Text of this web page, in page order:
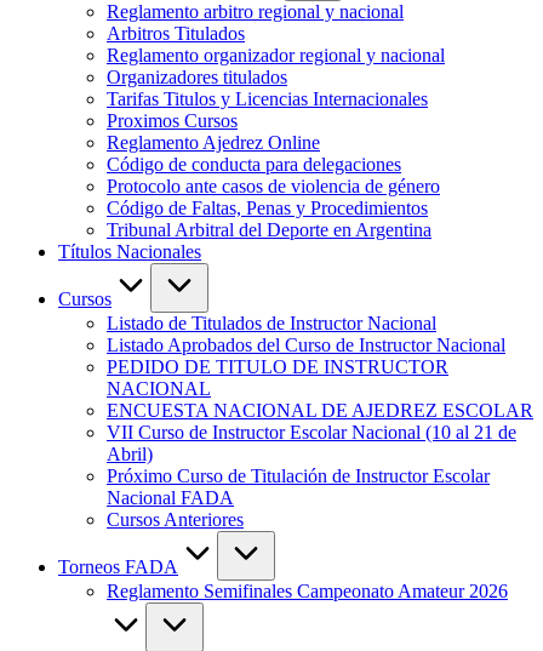
Reglamento arbitro regional y nacional
Arbitros Titulados
Reglamento organizador regional y nacional
Organizadores titulados
Tarifas Titulos y Licencias Internacionales
Proximos Cursos
Reglamento Ajedrez Online
Código de conducta para delegaciones
Protocolo ante casos de violencia de género
Código de Faltas, Penas y Procedimientos
Tribunal Arbitral del Deporte en Argentina
Títulos Nacionales
Cursos
Listado de Titulados de Instructor Nacional
Listado Aprobados del Curso de Instructor Nacional
PEDIDO DE TITULO DE INSTRUCTOR
NACIONAL
ENCUESTA NACIONAL DE AJEDREZ ESCOLAR
VII Curso de Instructor Escolar Nacional (10 al 21 de
Abril)
Próximo Curso de Titulación de Instructor Escolar
Nacional FADA
Cursos Anteriores
Torneos FADA
Reglamento Semifinales Campeonato Amateur 2026